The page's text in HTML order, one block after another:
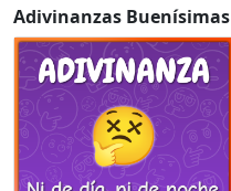
Adivinanzas Buenísimas